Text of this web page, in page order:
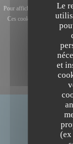
Le
et
(ex
Pour afficher la carte
Ces cookies peuvent
INFOS